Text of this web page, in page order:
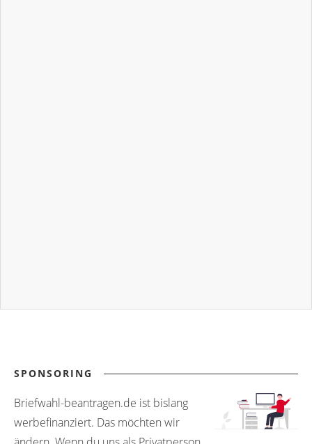
SPONSORING
Briefwahl-beantragen.de ist bislang
werbefinanziert. Das möchten wir